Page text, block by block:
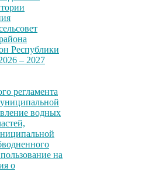
Республики
– 2027
регламента
водных
на
о